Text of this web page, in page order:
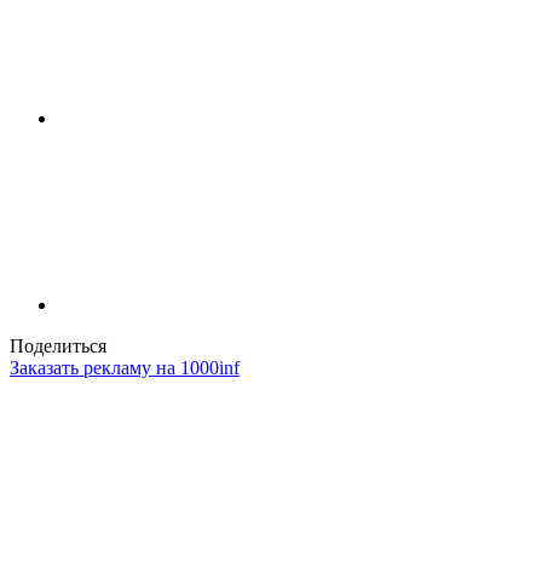
Поделиться
Заказать рекламу на 1000inf